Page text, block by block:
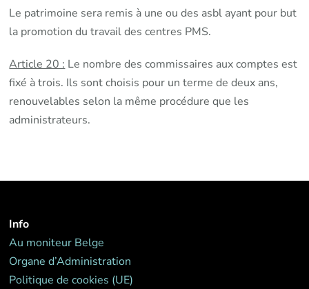
Le patrimoine sera remis à une ou des asbl ayant pour but
la promotion du travail des centres PMS.
Article 20 : Le nombre des commissaires aux comptes est
fixé à trois. Ils sont choisis pour un terme de deux ans,
renouvelables selon la même procédure que les
administrateurs.
Info
Au moniteur Belge
Organe d’Administration
Politique de cookies (UE)